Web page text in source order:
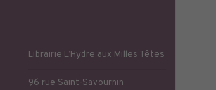
Librairie L’Hydre aux Milles Têtes
96 rue Saint-Savournin